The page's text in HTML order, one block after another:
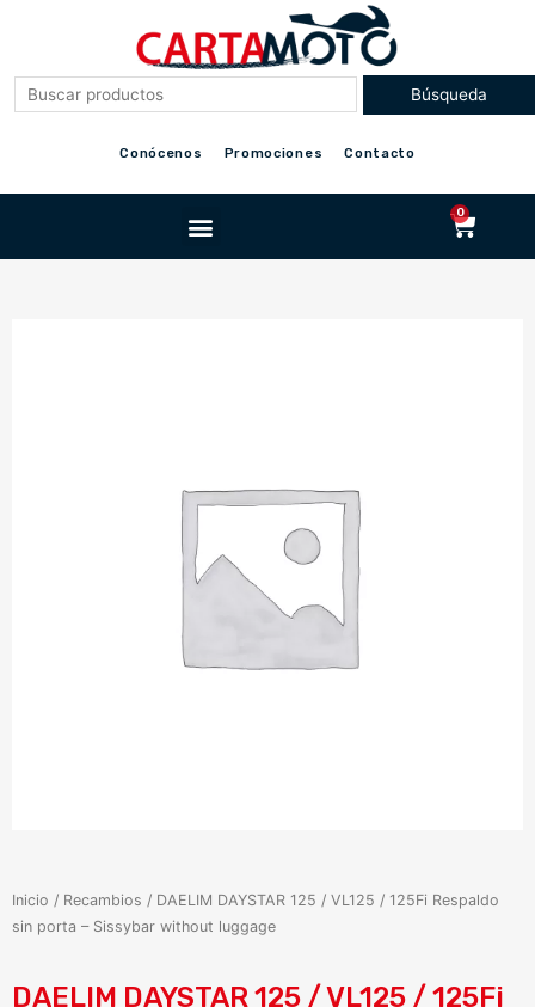
Conócenos Promociones Contacto
Menu 0
Inicio / Recambios / DAELIM DAYSTAR 125 / VL125 / 125Fi Respaldo
sin porta – Sissybar without luggage
DAELIM DAYSTAR 125 / VL125 / 125Fi